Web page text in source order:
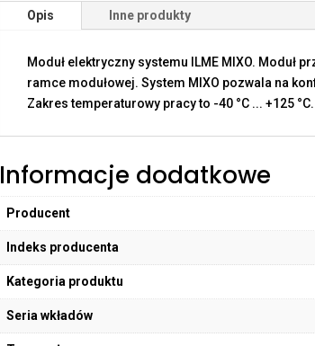
Opis Inne produkty
Moduł elektryczny systemu ILME MIXO. Moduł
ramce modułowej. System MIXO pozwala na
Zakres temperaturowy pracy to -40 °C ... +125 °C.
Informacje dodatkowe
Producent
Indeks producenta
Kategoria produktu
Seria wkładów